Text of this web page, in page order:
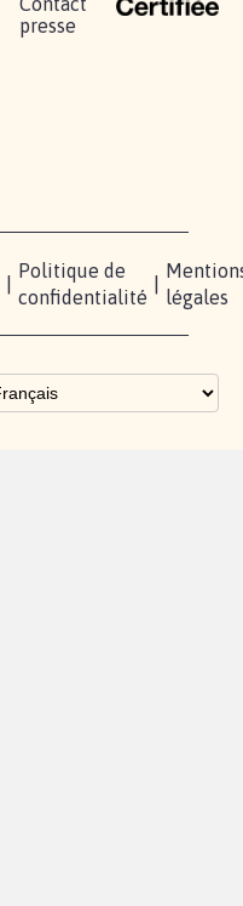
presse
Politique de
confidentialité
légales